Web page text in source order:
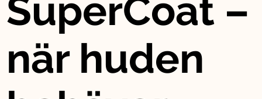
SuperCoat –
när huden